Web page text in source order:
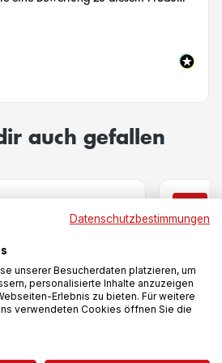
auch gefallen
Datenschutzbestimmungen
unserer Besucherdaten platzieren, um
personalisierte Inhalte anzuzeigen
Erlebnis zu bieten. Für weitere
verwendeten Cookies öffnen Sie die